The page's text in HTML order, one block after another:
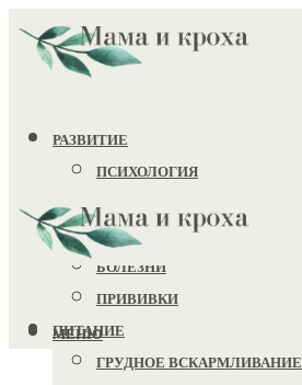
РАЗВИТИЕ
ПСИХОЛОГИЯ
ИГРУШКИ
ЗДОРОВЬЕ
БОЛЕЗНИ
ПРИВИВКИ
ПИТАНИЕ
ГРУДНОЕ ВСКАРМЛИВАНИЕ
МЕНЮ